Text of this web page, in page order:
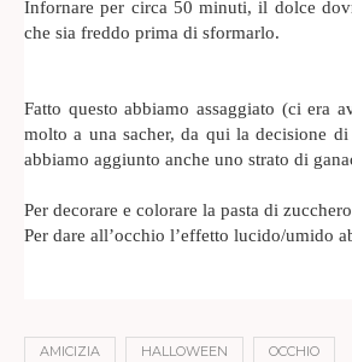
Infornare per circa 50 minuti, il dolce
che sia freddo prima di sformarlo.
Fatto questo abbiamo assaggiato (ci era
molto a una sacher, da qui la decisione
abbiamo aggiunto anche uno strato di
Per decorare e colorare la pasta di
Per dare all’occhio l’effetto lucido/umido
AMICIZIA HALLOWEEN OCCHIO